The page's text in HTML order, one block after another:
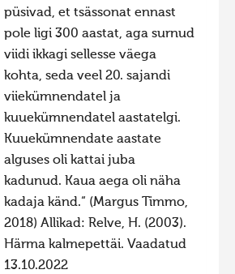
püsivad, et tsässonat ennast
pole ligi 300 aastat, aga surnud
viidi ikkagi sellesse väega
kohta, seda veel 20. sajandi
viiekümnendatel ja
kuuekümnendatel aastatelgi.
Kuuekümnendate aastate
alguses oli kattai juba
kadunud. Kaua aega oli näha
kadaja känd.“ (Margus Timmo,
2018) Allikad: Relve, H. (2003).
Härma kalmepettäi. Vaadatud
13.10.2022